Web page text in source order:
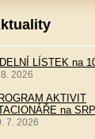
LÍSTEK na
2026
AKTIVIT
na
7. 2026